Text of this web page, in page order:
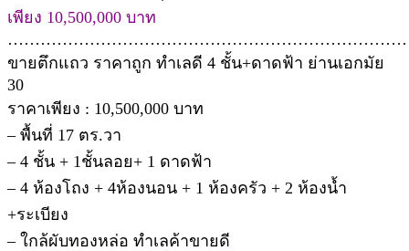
เพียง 10,500,000 บาท
ขายตึกแถว ราคาถูก ทำเลดี 4 ชั้น+ดาดฟ้า ย่านเอกมัย
30
ราคาเพียง : 10,500,000 บาท
– พื้นที่ 17 ตร.วา
– 4 ชั้น + 1ชั้นลอย+ 1 ดาดฟ้า
– 4 ห้องโถง + 4ห้องนอน + 1 ห้องครัว + 2 ห้องน้ำ
+ระเบียง
– ใกล้ผับทองหล่อ ทำเลค้าขายดี